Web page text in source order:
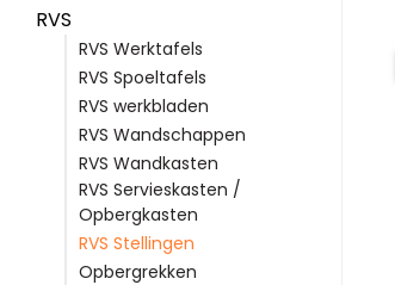
RVS
RVS Werktafels
RVS Spoeltafels
RVS werkbladen
RVS Wandschappen
RVS Wandkasten
RVS Servieskasten /
Opbergkasten
RVS Stellingen
Opbergrekken